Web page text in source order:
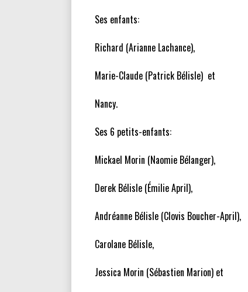
Ses enfants:
Richard (Arianne Lachance),
Marie-Claude (Patrick Bélisle) et
Nancy.
Ses 6 petits-enfants:
Mickael Morin (Naomie Bélanger),
Derek Bélisle (Émilie April),
Andréanne Bélisle (Clovis Boucher-April),
Carolane Bélisle,
Jessica Morin (Sébastien Marion) et